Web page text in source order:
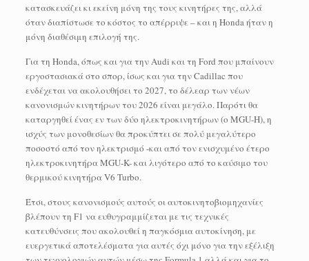
κατασκευάζει κι εκείνη μόνη της τους κινητήρες της, αλλά
όταν διαπίστωσε το κόστος το απέρριψε – και η Honda ήταν η
μόνη διαθέσιμη επιλογή της.
Για τη Honda, όπως και για την Audi και τη Ford που μπαίνουν
εργοστασιακά στο σπορ, ίσως και για την Cadillac που
ενδέχεται να ακολουθήσει το 2027, το δέλεαρ των νέων
κανονισμών κινητήρων του 2026 είναι μεγάλο. Παρότι θα
καταργηθεί ένας εν των δύο ηλεκτροκινητήρων (ο MGU-H), η
ισχύς των μονοθεσίων θα προκύπτει σε πολύ μεγαλύτερο
ποσοστό από τον ηλεκτρισμό -και από τον ενισχυμένο έτερο
ηλεκτροκινητήρα MGU-K- και λιγότερο από το καύσιμο του
θερμικού κινητήρα V6 Turbo.
Έτσι, στους κανονισμούς αυτούς οι αυτοκινητοβιομηχανίες
βλέπουν τη F1 να ευθυγραμμίζεται με τις τεχνικές
κατευθύνσεις που ακολουθεί η παγκόσμια αυτοκίνηση, με
ευεργετικά αποτελέσματα για αυτές όχι μόνο για την εξέλιξη